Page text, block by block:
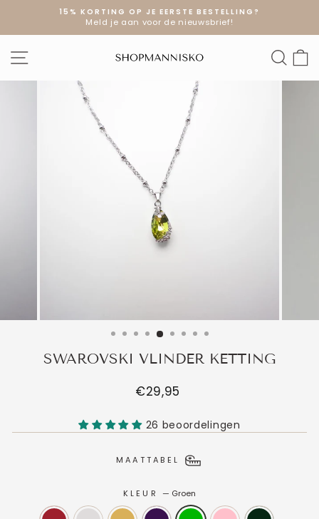
artikel
Diavoorstelling
15% KORTING OP JE EERSTE BESTELLING?
Meld je aan voor de nieuwsbrief!
SITE NAVIGATIE
SWAROVSKI VLINDER KETTING
Normale
€29,95
26 beoordelingen
MAATTABEL
KLEUR— Groen